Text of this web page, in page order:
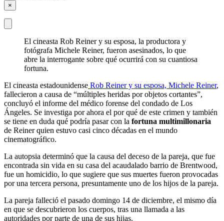
×
El cineasta Rob Reiner y su esposa, la productora y
fotógrafa Michele Reiner, fueron asesinados, lo que
abre la interrogante sobre qué ocurrirá con su cuantiosa
fortuna.
El cineasta estadounidense Rob Reiner y su esposa, Michele Reiner,
fallecieron a causa de “múltiples heridas por objetos cortantes”,
concluyó el informe del médico forense del condado de Los
Ángeles. Se investiga por ahora el por qué de este crimen y también
se tiene en duda qué podría pasar con la fortuna multimillonaria
de Reiner quien estuvo casi cinco décadas en el mundo
cinematográfico.
La autopsia determinó que la causa del deceso de la pareja, que fue
encontrada sin vida en su casa del acaudalado barrio de Brentwood,
fue un homicidio, lo que sugiere que sus muertes fueron provocadas
por una tercera persona, presuntamente uno de los hijos de la pareja.
La pareja falleció el pasado domingo 14 de diciembre, el mismo día
en que se descubrieron los cuerpos, tras una llamada a las
autoridades por parte de una de sus hijas.